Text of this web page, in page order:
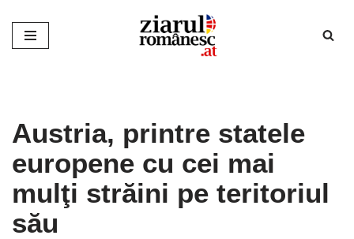
Sari
Austria, printre statele
europene cu cei mai
mulţi străini pe teritoriul
său